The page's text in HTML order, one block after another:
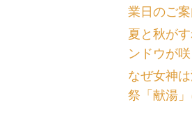
業日のご
夏と秋が
ンドウが
なぜ女神
祭「献湯